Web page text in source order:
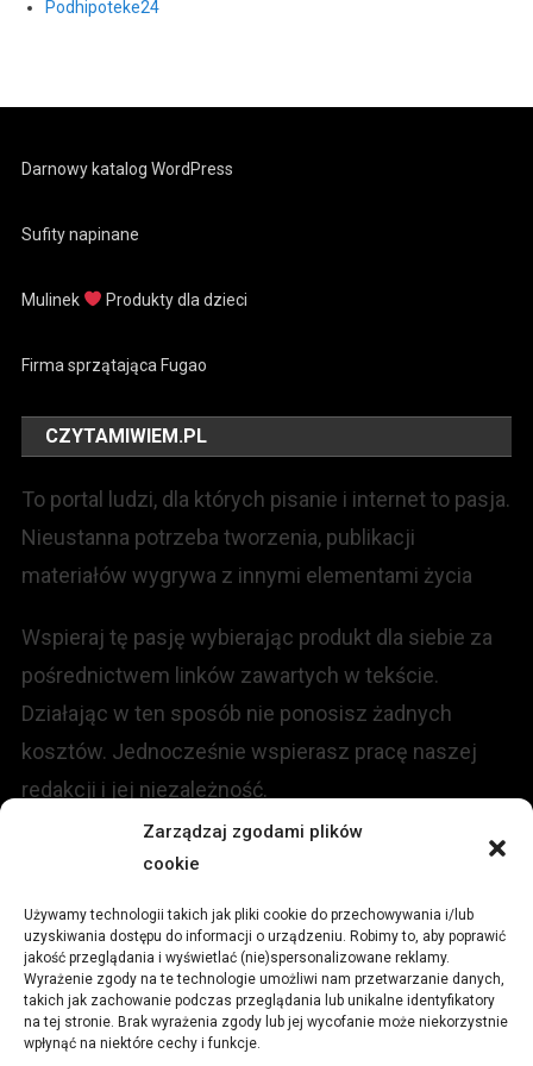
Zarządzaj zgodami plików
cookie
Używamy technologii takich jak pliki cookie do przechowywania i/lub
uzyskiwania dostępu do informacji o urządzeniu. Robimy to, aby poprawić
jakość przeglądania i wyświetlać (nie)spersonalizowane reklamy.
Wyrażenie zgody na te technologie umożliwi nam przetwarzanie danych,
takich jak zachowanie podczas przeglądania lub unikalne identyfikatory
na tej stronie. Brak wyrażenia zgody lub jej wycofanie może niekorzystnie
wpłynąć na niektóre cechy i funkcje.
Podhipoteke24
Darnowy katalog WordPress
Sufity napinane
Mulinek Produkty dla dzieci
Firma sprzątająca Fugao
CZYTAMIWIEM.PL
To portal ludzi, dla których pisanie i internet to pasja.
Nieustanna potrzeba tworzenia, publikacji
materiałów wygrywa z innymi elementami życia
Wspieraj tę pasję wybierając produkt dla siebie za
pośrednictwem linków zawartych w tekście.
Działając w ten sposób nie ponosisz żadnych
kosztów. Jednocześnie wspierasz pracę naszej
redakcji i jej niezależność.
Redakcja portalu:
ul.Stara 13, 42-600 Tarnowskie Góry
TEL:+48 509 547 822